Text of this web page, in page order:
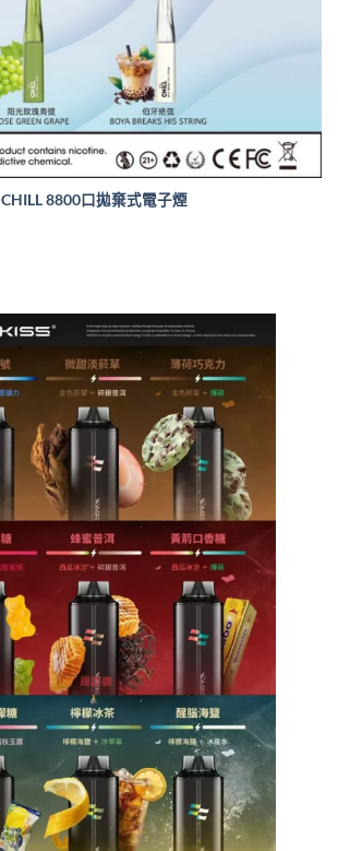
CHILL 8800口拋棄式電子煙